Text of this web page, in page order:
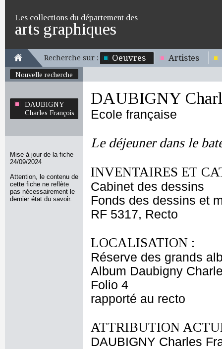
Les collections du département des
arts graphiques
Recherche sur : Oeuvres Artistes
Nouvelle recherche
DAUBIGNY
Charles François
Mise à jour de la fiche
24/09/2024
Attention, le contenu de
cette fiche ne reflète
pas nécessairement le
dernier état du savoir.
DAUBIGNY
Ecole française
Le déjeuner dans le
INVENTAIRES ET
Cabinet des dessins
Fonds des dessins et
RF 5317, Recto
LOCALISATION :
Réserve des grands
Album Daubigny
Folio 4
rapporté au recto
ATTRIBUTION
DAUBIGNY Charles